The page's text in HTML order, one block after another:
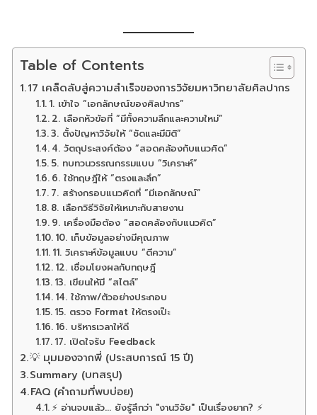
Table of Contents
17 เคล็ดลับสู่ความสำเร็จของการวิจัยมหาวิทยาลัยศิลปากร
1. เข้าใจ “เอกลักษณ์ของศิลปากร”
2. เลือกหัวข้อที่ “มีทั้งความลึกและความใหม่”
3. ตั้งปัญหาวิจัยให้ “ชัดและมีมิติ”
4. วัตถุประสงค์ต้อง “สอดคล้องกับแนวคิด”
5. ทบทวนวรรณกรรมแบบ “วิเคราะห์”
6. ใช้ทฤษฎีให้ “ตรงและลึก”
7. สร้างกรอบแนวคิดที่ “มีเอกลักษณ์”
8. เลือกวิธีวิจัยให้เหมาะกับสายงาน
9. เครื่องมือต้อง “สอดคล้องกับแนวคิด”
10. เก็บข้อมูลอย่างมีคุณภาพ
11. วิเคราะห์ข้อมูลแบบ “ตีความ”
12. เชื่อมโยงผลกับทฤษฎี
13. เขียนให้มี “สไตล์”
14. ใช้ภาพ/ตัวอย่างประกอบ
15. ตรวจ Format ให้ตรงเป๊ะ
16. บริหารเวลาให้ดี
17. เปิดใจรับ Feedback
💡 มุมมองจากพี่ (ประสบการณ์ 15 ปี)
Summary (บทสรุป)
FAQ (คำถามที่พบบ่อย)
⚡ อ่านจบแล้ว... ยังรู้สึกว่า "งานวิจัย" เป็นเรื่องยาก? ⚡